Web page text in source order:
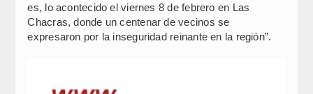
es, lo acontecido el viernes 8 de febrero en Las
Chacras, donde un centenar de vecinos se
expresaron por la inseguridad reinante en la región”.